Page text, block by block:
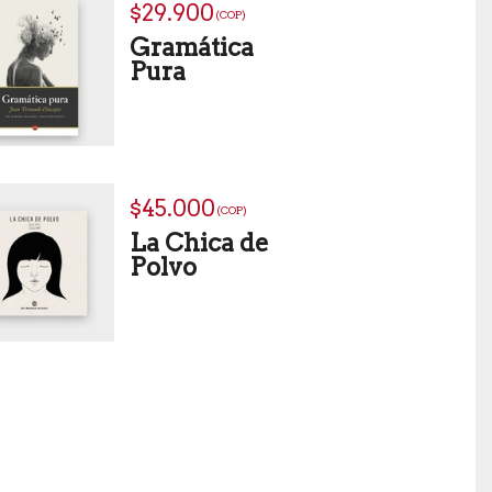
$29.900(COP)
Gramática
Pura
$45.000(COP)
La Chica de
Polvo